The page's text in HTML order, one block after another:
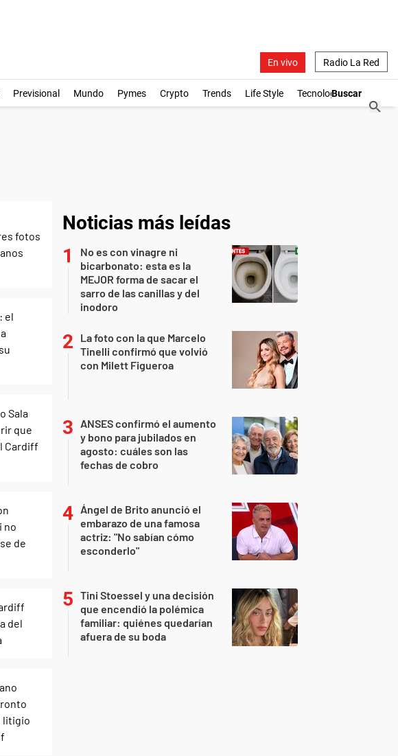
En vivo Radio La Red
Previsional Mundo Pymes Crypto Trends Life Style Tecnología
Noticias más leídas
No es con vinagre ni
bicarbonato: esta es la
MEJOR forma de sacar el
sarro de las canillas y del
inodoro
La foto con la que Marcelo
Tinelli confirmó que volvió
con Milett Figueroa
ANSES confirmó el aumento
y bono para jubilados en
agosto: cuáles son las
fechas de cobro
Ángel de Brito anunció el
embarazo de una famosa
actriz: "No sabían cómo
esconderlo"
Tini Stoessel y una decisión
que encendió la polémica
familiar: quiénes quedarían
afuera de su boda